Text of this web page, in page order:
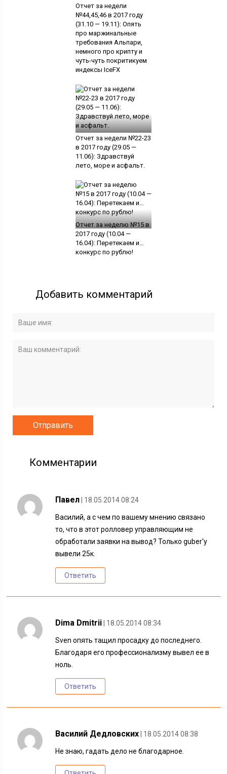
Отчет за недели
№44,45,46 в 2017 году
(31.10 — 19.11): Опять
про маржинальные
требования Альпари,
немного про крипту и
чуть-чуть покритикуем
индексы IceFX
Отчет за недели №22-23
в 2017 году (29.05 —
11.06): Здравствуй
лето, море и асфальт.
Отчет за неделю №15 в
2017 году (10.04 —
16.04): Перетекаем и…
конкурс по рублю!
Добавить комментарий
Комментарии
Павел | 18.05.2014 08:24
Василий, а с чем по вашему мнению связано
то, что в этот ролловер управляющим не
обработали заявки на вывод? Только guber'у
вывели 25к.
Ответить
Dima Dmitrii | 18.05.2014 08:34
Sven опять тащил просадку до последнего.
Благодаря его профессионализму вывел ее в
ноль.
Ответить
Василий Дедловских | 18.05.2014 08:38
Не знаю, гадать дело не благодарное.